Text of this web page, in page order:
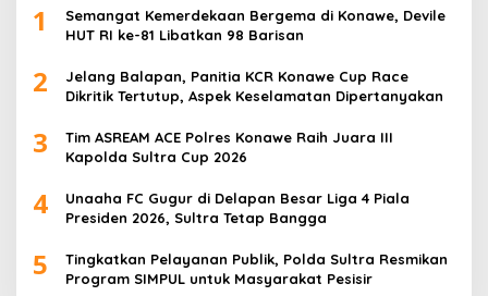
1
Semangat Kemerdekaan Bergema di Konawe, Devile
HUT RI ke-81 Libatkan 98 Barisan
2
Jelang Balapan, Panitia KCR Konawe Cup Race
Dikritik Tertutup, Aspek Keselamatan Dipertanyakan
3
Tim ASREAM ACE Polres Konawe Raih Juara III
Kapolda Sultra Cup 2026
4
Unaaha FC Gugur di Delapan Besar Liga 4 Piala
Presiden 2026, Sultra Tetap Bangga
5
Tingkatkan Pelayanan Publik, Polda Sultra Resmikan
Program SIMPUL untuk Masyarakat Pesisir